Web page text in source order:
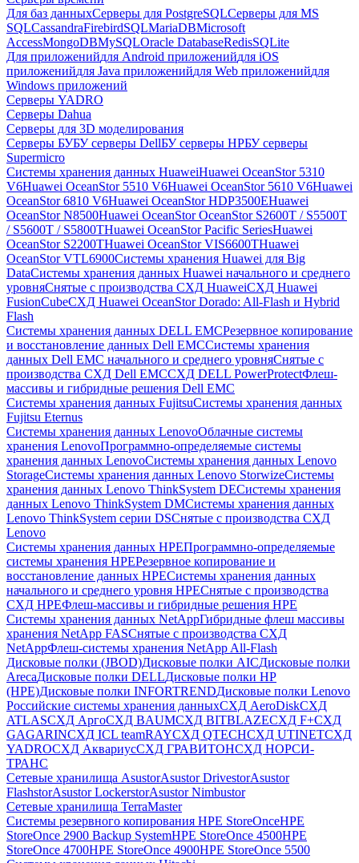
Для баз данныхСерверы для PostgreSQLСерверы для MS
SQLCassandraFirebirdSQLMariaDBMicrosoft
AccessMongoDBMySQLOracle DatabaseRedisSQLite
Для приложенийдля Android приложенийдля iOS
приложенийдля Java приложенийдля Web приложенийдля
Windows приложений
Серверы YADRO
Серверы Dahua
Серверы для 3D моделирования
Серверы БУБУ серверы DellБУ серверы HPБУ серверы
Supermicro
Системы хранения данных HuaweiHuawei OceanStor 5310
V6Huawei OceanStor 5510 V6Huawei OceanStor 5610 V6Huawei
OceanStor 6810 V6Huawei OceanStor HDP3500EHuawei
OceanStor N8500Huawei OceanStor OceanStor S2600T / S5500T
/ S5600T / S5800THuawei OceanStor Pacific SeriesHuawei
OceanStor S2200THuawei OceanStor VIS6600THuawei
OceanStor VTL6900Системы хранения Huawei для Big
DataСистемы хранения данных Huawei начального и среднего
уровняСнятые с производства СХД HuaweiСХД Huawei
FusionCubeСХД Huawei OceanStor Dorado: All-Flash и Hybrid
Flash
Системы хранения данных DELL EMCРезервное копирование
и восстановление данных Dell EMCСистемы хранения
данных Dell EMC начального и среднего уровняСнятые с
производства СХД Dell EMCСХД DELL PowerProtectФлеш-
массивы и гибридные решения Dell EMC
Системы хранения данных FujitsuСистемы хранения данных
Fujitsu Eternus
Системы хранения данных LenovoОблачные системы
хранения LenovoПрограммно-определяемые системы
хранения данных LenovoСистемы хранения данных Lenovo
StorageСистемы хранения данных Lenovo StorwizeСистемы
хранения данных Lenovo ThinkSystem DEСистемы хранения
данных Lenovo ThinkSystem DMСистемы хранения данных
Lenovo ThinkSystem серии DSСнятые с производства СХД
Lenovo
Системы хранения данных HPEПрограммно-определяемые
системы хранения HPEРезервное копирование и
восстановление данных HPEСистемы хранения данных
начального и среднего уровня HPEСнятые с производства
СХД HPEФлеш-массивы и гибридные решения HPE
Cистемы хранения данных NetAppГибридные флеш массивы
хранения NetApp FASСнятые с производства СХД
NetAppФлеш-системы хранения NetApp All-Flash
Дисковые полки (JBOD)Дисковые полки AICДисковые полки
ArecaДисковые полки DELLДисковые полки HP
(HPE)Дисковые полки INFORTRENDДисковые полки Lenovo
Российские системы хранения данныхСХД AeroDiskСХД
ATLASСХД AргоСХД BAUMСХД BITBLAZEСХД F+СХД
GAGARINСХД ICL teamRAYСХД QTECHСХД UTINETСХД
YADROСХД АквариусСХД ГРАВИТОНСХД НОРСИ-
ТРАНС
Сетевые хранилища AsustorAsustor DrivestorAsustor
FlashstorAsustor LockerstorAsustor Nimbustor
Сетевые хранилища TerraMaster
Системы резервного копирования HPE StoreOnceHPE
StoreOnce 2900 Backup SystemHPE StoreOnce 4500HPE
StoreOnce 4700HPE StoreOnce 4900HPE StoreOnce 5500